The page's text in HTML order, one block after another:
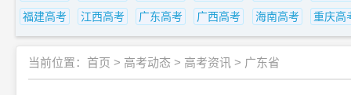
福建高考
江西高考 广东高考 广西高考 海南高考 重庆高
当前位置： 首页 > 高考动态 > 高考资讯 > 广东省